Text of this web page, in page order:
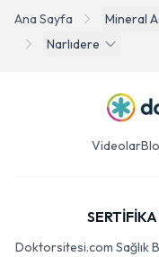
Ana Sayfa Mineral
Narlıdere
Videolar
Doktorsitesi.com Sağlık